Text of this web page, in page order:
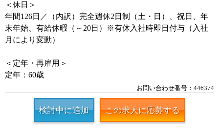
＜休日＞
年間126日／（内訳）完全週休2日制（土・日）、祝日、年
末年始、有給休暇（～20日）※有休入社時即日付与（入社
月により変動）
＜定年・再雇用＞
定年：60歳
お問い合わせ番号：446374
検討中に追加 この求人に応募する